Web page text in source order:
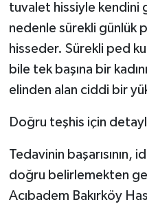
tuvalet hissiyle kendini
nedenle sürekli günlük
hisseder. Sürekli ped
bile tek başına bir
elinden alan ciddi bir
Doğru teşhis için
Tedavinin başarısının,
doğru belirlemekten
Acıbadem Bakırköy